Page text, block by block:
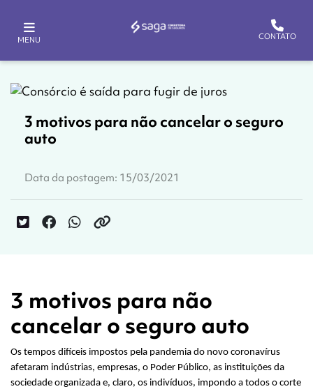
MENU CONTATO
3 motivos para não cancelar o seguro
auto
Data da postagem: 15/03/2021
3 motivos para não
cancelar o seguro auto
Os tempos difíceis impostos pela pandemia do novo coronavírus
afetaram indústrias, empresas, o Poder Público, as instituições da
sociedade organizada e, claro, os indivíduos, impondo a todos o corte